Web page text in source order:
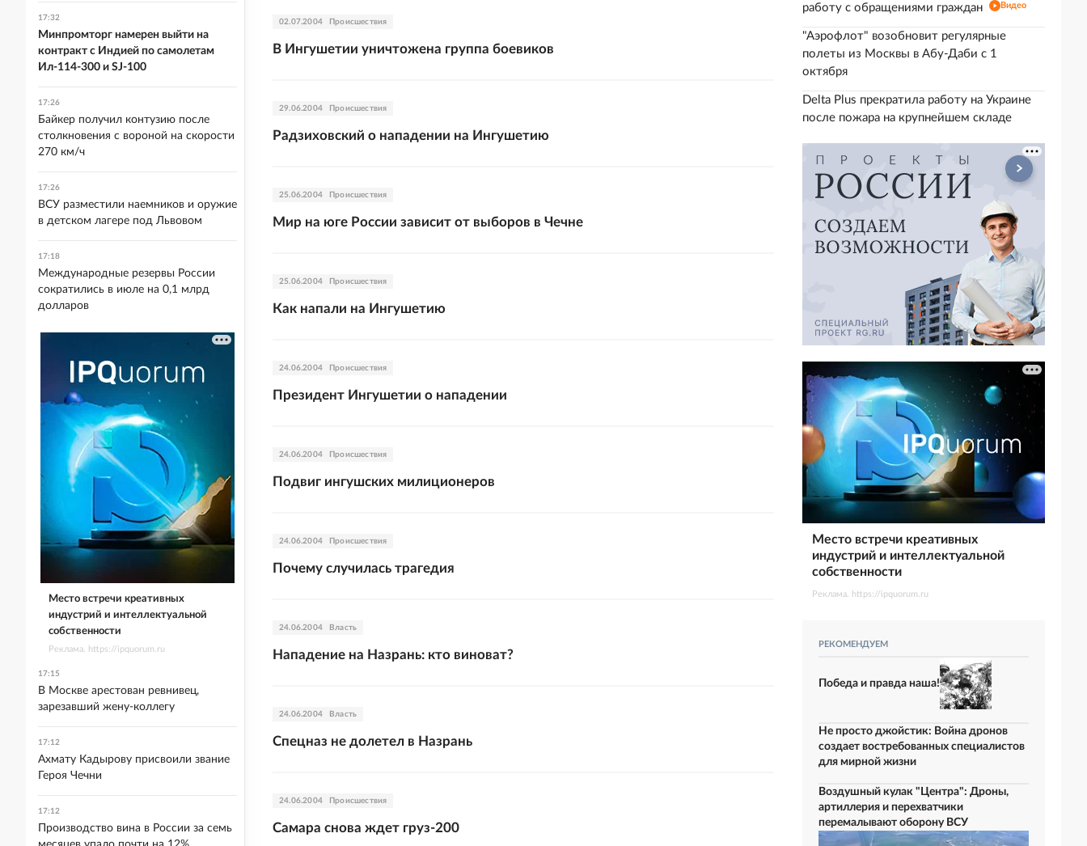
02.07.2004 Происшествия
В Ингушетии уничтожена группа боевиков
29.06.2004 Происшествия
Радзиховский о нападении на Ингушетию
25.06.2004 Происшествия
Мир на юге России зависит от выборов в Чечне
25.06.2004 Происшествия
Как напали на Ингушетию
24.06.2004 Происшествия
Президент Ингушетии о нападении
24.06.2004 Происшествия
Подвиг ингушских милиционеров
24.06.2004 Происшествия
Почему случилась трагедия
24.06.2004 Власть
Нападение на Назрань: кто виноват?
24.06.2004 Власть
Спецназ не долетел в Назрань
24.06.2004 Происшествия
Самара снова ждет груз-200
работу с обращениями граждан
Видео
"Аэрофлот" возобновит регулярные
полеты из Москвы в Абу-Даби с 1
октября
Delta Plus прекратила работу на Украине
после пожара на крупнейшем складе
Место встречи креативных
индустрий и интеллектуальной
собственности
Реклама. https://ipquorum.ru
РЕКОМЕНДУЕМ
Победа и правда наша!
Не просто джойстик: Война дронов
создает востребованных специалистов
для мирной жизни
Воздушный кулак "Центра": Дроны,
артиллерия и перехватчики
перемалывают оборону ВСУ
17:32
Минпромторг намерен выйти на
контракт с Индией по самолетам
Ил-114-300 и SJ-100
17:26
Байкер получил контузию после
столкновения с вороной на скорости
270 км/ч
17:26
ВСУ разместили наемников и оружие
в детском лагере под Львовом
17:18
Международные резервы России
сократились в июле на 0,1 млрд
долларов
Место встречи креативных
индустрий и интеллектуальной
собственности
Реклама. https://ipquorum.ru
17:15
В Москве арестован ревнивец,
зарезавший жену-коллегу
17:12
Ахмату Кадырову присвоили звание
Героя Чечни
17:12
Производство вина в России за семь